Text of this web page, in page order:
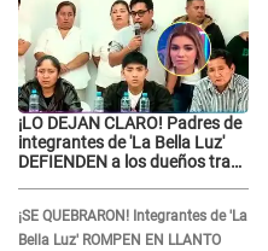
¡LO DEJAN CLARO! Padres de
integrantes de 'La Bella Luz'
DEFIENDEN a los dueños tras
¡SE QUEBRARON! Integrantes de 'La
Bella Luz' ROMPEN EN LLANTO